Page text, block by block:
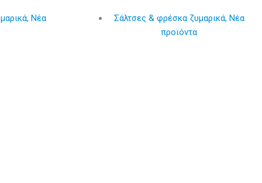
,Νέα Σάλτσες & φρέσκα ζυμαρικά, Νέα
προϊόντα